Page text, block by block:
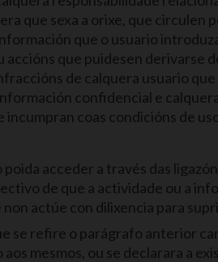
que sexa a orixe, que circulen
que o usuario
que puidesen derivarse
de calquera usuario
confidencial e
coas condicións de
acceder a través das
de que a actividade ou a
actúe con dilixencia para
se refire o parágrafo anterior
mesmos, ou se declarara a